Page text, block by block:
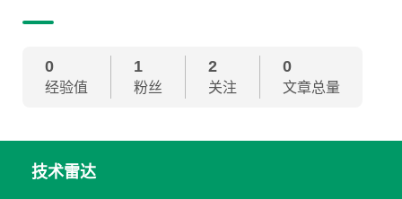
0
经验值
1
粉丝
2
关注
0
文章总量
技术雷达